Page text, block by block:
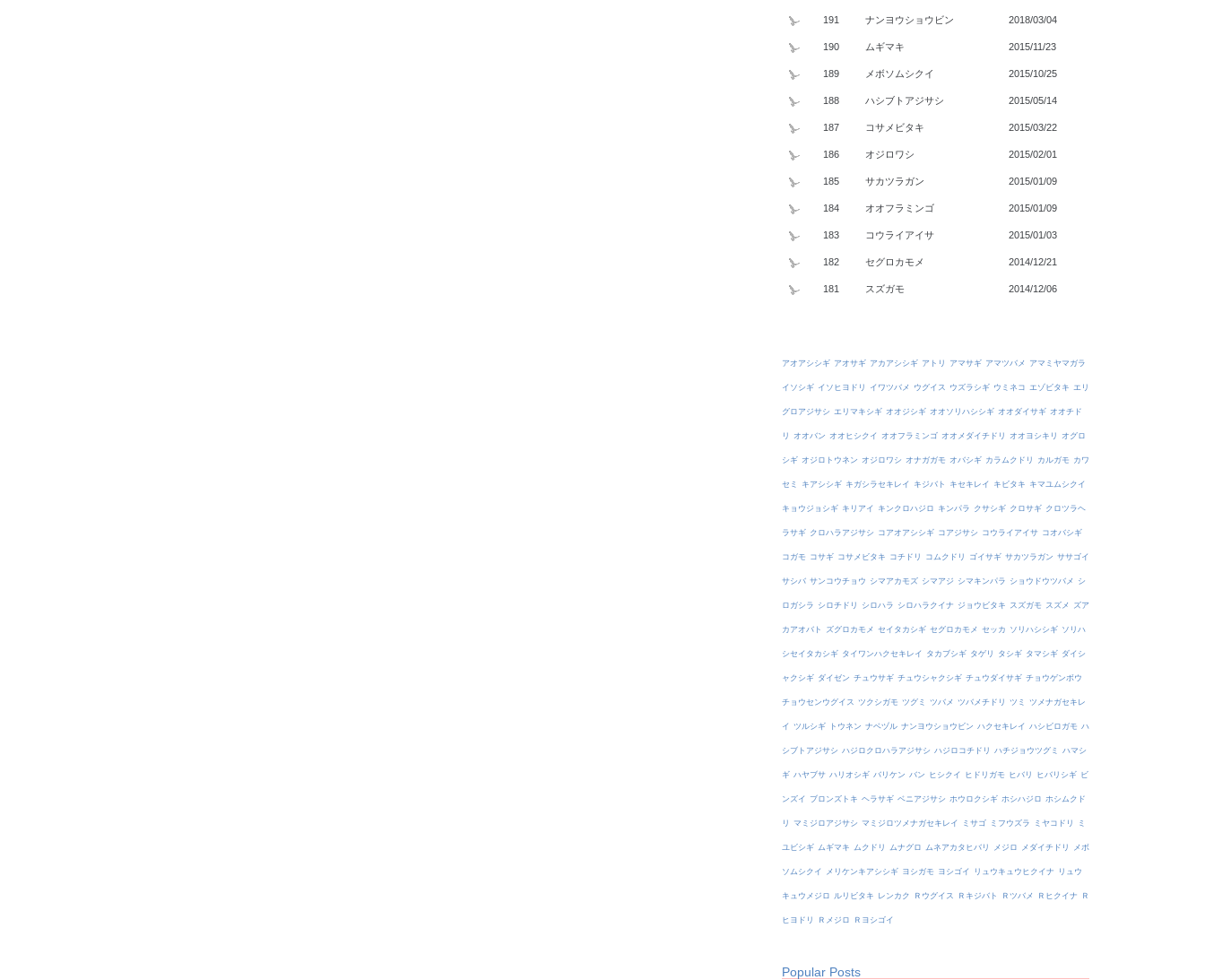
191 ナンヨウショウビン 2018/03/04
190 ムギマキ 2015/11/23
189 メボソムシクイ 2015/10/25
188 ハシブトアジサシ 2015/05/14
187 コサメビタキ 2015/03/22
186 オジロワシ 2015/02/01
185 サカツラガン 2015/01/09
184 オオフラミンゴ 2015/01/09
183 コウライアイサ 2015/01/03
182 セグロカモメ 2014/12/21
181 スズガモ 2014/12/06
アオアシシギ アオサギ アカアシシギ アトリ アマサギ アマツバメ アマミヤマガラ
イソシギ イソヒヨドリ イワツバメ ウグイス ウズラシギ ウミネコ エゾビタキ エリ
グロアジサシ エリマキシギ オオジシギ オオソリハシシギ オオダイサギ オオチド
リ オオバン オオヒシクイ オオフラミンゴ オオメダイチドリ オオヨシキリ オグロ
シギ オジロトウネン オジロワシ オナガガモ オバシギ カラムクドリ カルガモ カワ
セミ キアシシギ キガシラセキレイ キジバト キセキレイ キビタキ キマユムシクイ
キョウジョシギ キリアイ キンクロハジロ キンパラ クサシギ クロサギ クロツラヘ
ラサギ クロハラアジサシ コアオアシシギ コアジサシ コウライアイサ コオバシギ
コガモ コサギ コサメビタキ コチドリ コムクドリ ゴイサギ サカツラガン ササゴイ
サシバ サンコウチョウ シマアカモズ シマアジ シマキンパラ ショウドウツバメ シ
ロガシラ シロチドリ シロハラ シロハラクイナ ジョウビタキ スズガモ スズメ ズア
カアオバト ズグロカモメ セイタカシギ セグロカモメ セッカ ソリハシシギ ソリハ
シセイタカシギ タイワンハクセキレイ タカブシギ タゲリ タシギ タマシギ ダイシ
ャクシギ ダイゼン チュウサギ チュウシャクシギ チュウダイサギ チョウゲンボウ
チョウセンウグイス ツクシガモ ツグミ ツバメ ツバメチドリ ツミ ツメナガセキレ
イ ツルシギ トウネン ナベヅル ナンヨウショウビン ハクセキレイ ハシビロガモ ハ
シブトアジサシ ハジロクロハラアジサシ ハジロコチドリ ハチジョウツグミ ハマシ
ギ ハヤブサ ハリオシギ バリケン バン ヒシクイ ヒドリガモ ヒバリ ヒバリシギ ビ
ンズイ ブロンズトキ ヘラサギ ベニアジサシ ホウロクシギ ホシハジロ ホシムクド
リ マミジロアジサシ マミジロツメナガセキレイ ミサゴ ミフウズラ ミヤコドリ ミ
ユビシギ ムギマキ ムクドリ ムナグロ ムネアカタヒバリ メジロ メダイチドリ メボ
ソムシクイ メリケンキアシシギ ヨシガモ ヨシゴイ リュウキュウヒクイナ リュウ
キュウメジロ ルリビタキ レンカク Ｒウグイス Ｒキジバト Ｒツバメ Ｒヒクイナ Ｒ
ヒヨドリ Ｒメジロ Ｒヨシゴイ
Popular Posts